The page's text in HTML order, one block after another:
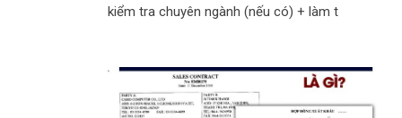
kiểm tra chuyên ngành (nếu có) + làm t